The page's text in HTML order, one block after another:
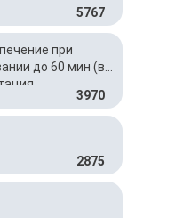
5767
при
до 60 мин (в
3970
2875